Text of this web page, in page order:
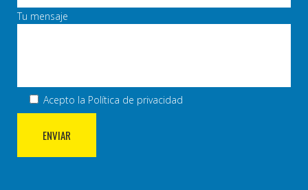
Tu mensaje
Acepto la Política de privacidad